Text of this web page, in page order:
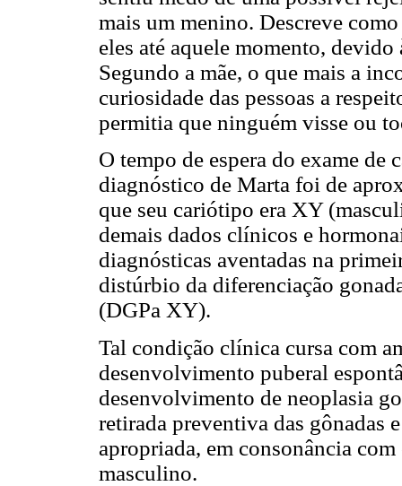
mais um menino. Descreve
eles até aquele momento,
Segundo a mãe, o que mais a
curiosidade das pessoas a
permitia que ninguém visse ou
O tempo de espera do exame
diagnóstico de Marta foi de
que seu cariótipo era XY
demais dados clínicos e
diagnósticas aventadas na
distúrbio da diferenciação
(DGPa XY).
Tal condição clínica cursa com
desenvolvimento puberal
desenvolvimento de neoplasia
retirada preventiva das gônadas
apropriada, em consonância
masculino.